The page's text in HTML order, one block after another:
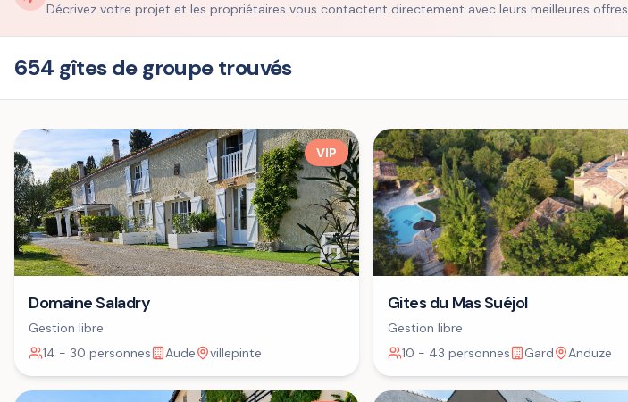
Décrivez votre projet et les propriétaires vous contactent directement avec leurs meilleures offres
654 gîtes de groupe trouvés
VIP
Domaine Saladry
Gestion libre
14 - 30 personnes
Aude villepinte
Gites du Mas Suéjol
Gestion libre
10 - 43 personnes
Gard Anduze